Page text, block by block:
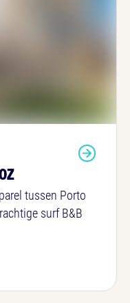
tussen Porto
surf B&B